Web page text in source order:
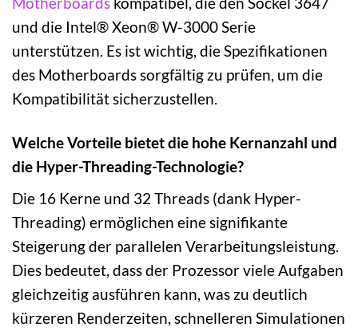
und die Intel® Xeon® W-3000 Serie
unterstützen. Es ist wichtig, die Spezifikationen
des Motherboards sorgfältig zu prüfen, um die
Kompatibilität sicherzustellen.
Welche Vorteile bietet die hohe Kernanzahl und
die Hyper-Threading-Technologie?
Die 16 Kerne und 32 Threads (dank Hyper-
Threading) ermöglichen eine signifikante
Steigerung der parallelen Verarbeitungsleistung.
Dies bedeutet, dass der Prozessor viele Aufgaben
gleichzeitig ausführen kann, was zu deutlich
kürzeren Renderzeiten, schnelleren Simulationen